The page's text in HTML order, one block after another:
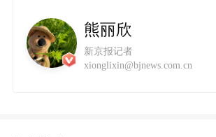
熊丽欣
新京报记者
xionglixin@bjnews.com.cn